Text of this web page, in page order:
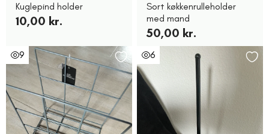
Kuglepind holder
10,00 kr.
Sort køkkenrulleholder
med mand
50,00 kr.
9 6